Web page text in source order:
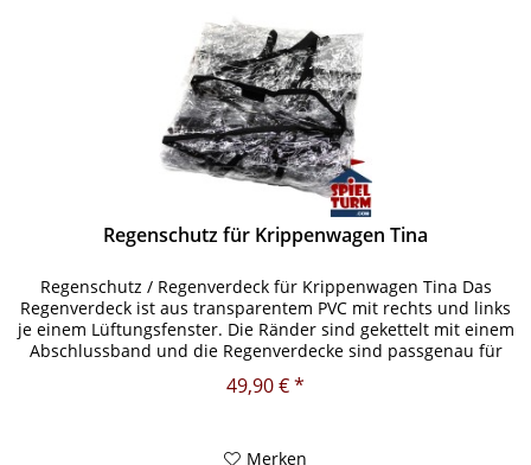
Regenschutz für Krippenwagen Tina
Regenschutz / Regenverdeck für Krippenwagen Tina Das
Regenverdeck ist aus transparentem PVC mit rechts und links
je einem Lüftungsfenster. Die Ränder sind gekettelt mit einem
Abschlussband und die Regenverdecke sind passgenau für
49,90 € *
Merken